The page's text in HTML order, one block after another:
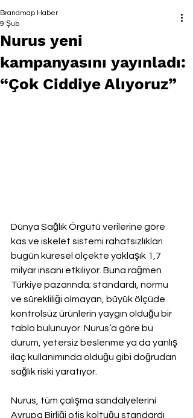
Nurus yeni
kampanyasını yayınladı:
“Çok Ciddiye Alıyoruz”
Brandmap Haber
9 Şub
Dünya Sağlık Örgütü verilerine göre
kas ve iskelet sistemi rahatsızlıkları
bugün küresel ölçekte yaklaşık 1,7
milyar insanı etkiliyor. Buna rağmen
Türkiye pazarında; standardı, normu
ve sürekliliği olmayan, büyük ölçüde
kontrolsüz ürünlerin yaygın olduğu bir
tablo bulunuyor. Nurus’a göre bu
durum, yetersiz beslenme ya da yanlış
ilaç kullanımında olduğu gibi doğrudan
sağlık riski yaratıyor.
Nurus, tüm çalışma sandalyelerini
Avrupa Birliği ofis koltuğu standardı